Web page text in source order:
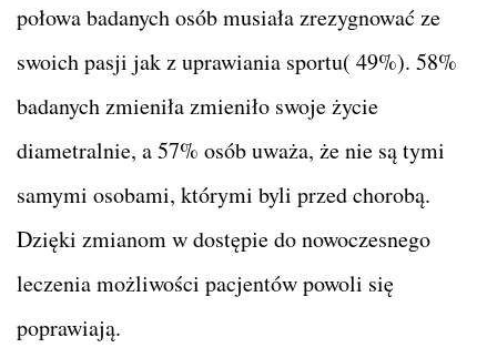
połowa badanych osób musiała zrezygnować ze
swoich pasji jak z uprawiania sportu( 49%). 58%
badanych zmieniła zmieniło swoje życie
diametralnie, a 57% osób uważa, że nie są tymi
samymi osobami, którymi byli przed chorobą.
Dzięki zmianom w dostępie do nowoczesnego
leczenia możliwości pacjentów powoli się
poprawiają.